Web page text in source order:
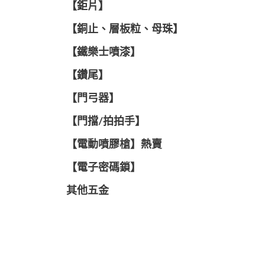
【鉅片】
【銅止、層板粒、母珠】
【鐵樂士噴漆】
【鑽尾】
【門弓器】
【門擋/拍拍手】
【電動噴膠槍】熱賣
【電子密碼鎖】
其他五金